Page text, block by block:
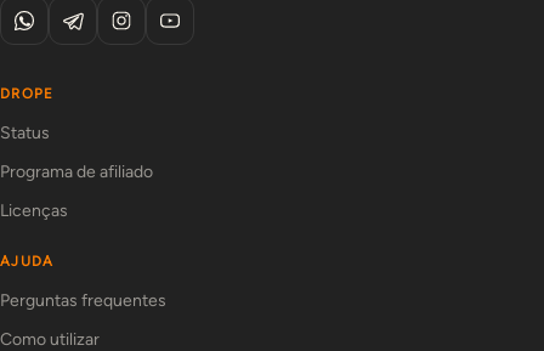
DROPE
Status
Programa de afiliado
Licenças
AJUDA
Perguntas frequentes
Como utilizar